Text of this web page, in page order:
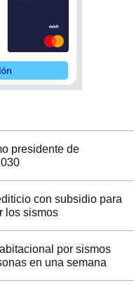
presidente de
con subsidio para
los sismos
por sismos
en una semana